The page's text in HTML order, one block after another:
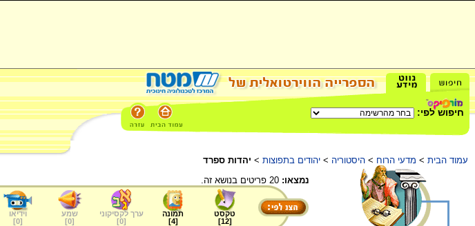
חיפוש לפי:
עמוד הבית > מדעי הרוח > היסטוריה > יהודים בתפוצות > יהדות ספרד
נמצאו:
טקסט
[
12
]
תמונה
[
4
]
ערך לקסיקוני
[
0
]
שמע
[
0
]
וידיאו
[
0
]